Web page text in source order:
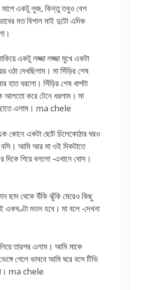
মাপে একটু লুজ, কিন্তু তবুও বেশ
মত বিশাল মাই দুটো এদিক
একটু লজ্জা লজ্জা মুখে একটা
ওঠা দেখছিলাম। মা সিঁড়ির শেষ
হাত ধরলো। সিঁড়ির শেষ ধাপটা
আলতো করে টেনে ধরলাম। মা
ছাতে এলাম। ma chele
কোনে একটা ছোট চিলেকোঠার ঘরও
বসি। আমি আর মা ওই দিকটাতে
দিকে গিয়ে বললো -এখানে বোস।
ছাদ থেকে উঁকি ঝুঁকি মেরেও কিছু
মতন হবে। মা বলে -দেখনা
তারপর এলাম। আমি মাকে
গেলে ভাববে আমি ঘরে বসে টিভি
ma chele